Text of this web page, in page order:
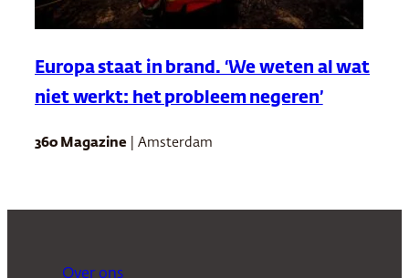
Europa staat in brand. ‘We weten al wat
niet werkt: het probleem negeren’
360 Magazine | Amsterdam
Over ons